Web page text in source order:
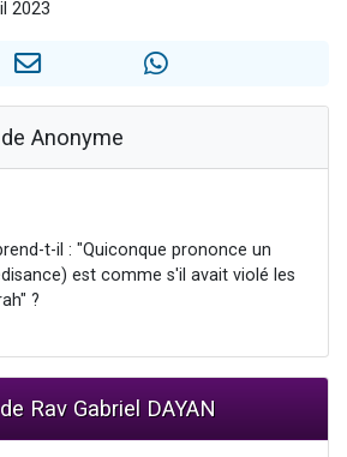
3 personnes viennent de faire un don pour Événements Torah-Box
Il reste 49 places pour étudier en groupe sur Zoom
2 personnes viennent de nous rejoindre sur WhatsApp
2023
Anonyme
t-il : "Quiconque prononce un
est comme s'il avait violé les
?
Rav Gabriel DAYAN